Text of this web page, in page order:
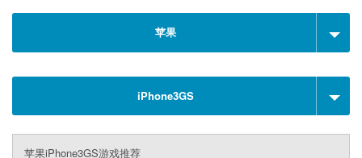
苹果
iPhone3GS
苹果iPhone3GS游戏推荐